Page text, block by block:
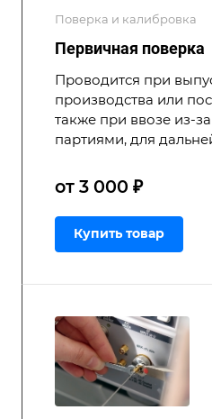
Поверка и калибровка
Первичная поверка
Проводится при
производства или
также при ввозе из-
партиями, для
от 3 000 ₽
Купить товар